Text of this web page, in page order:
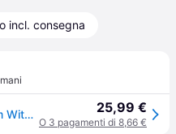
incl. consegna
Vtech Tablet Multi-app Panellum With Piano Spanish Version Multicolor 25,99 €
O 3 pagamenti di 8,66 €